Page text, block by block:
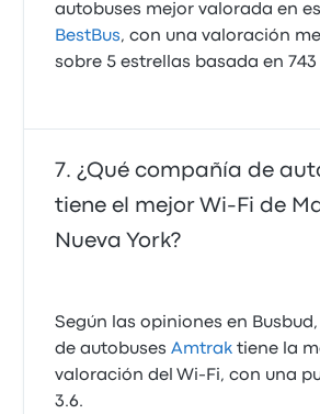
autobuses mejor valorada en
BestBus, con una valoración
sobre 5 estrellas basada en 743
¿Qué compañía de
tiene el mejor Wi-Fi de
Nueva York?
Según las opiniones en
de autobusesAmtrak tiene la
valoración del Wi-Fi, con una
3.6.